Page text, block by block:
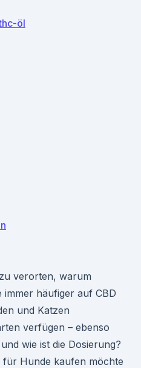
öl
verorten, warum
häufiger auf CBD
und Katzen
verfügen – ebenso
wie ist die Dosierung?
für Hunde kaufen möchte